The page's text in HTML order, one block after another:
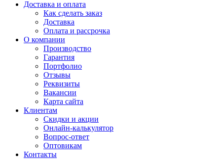
Доставка и оплата
Как сделать заказ
Доставка
Оплата и рассрочка
О компании
Производство
Гарантия
Портфолио
Отзывы
Реквизиты
Вакансии
Карта сайта
Клиентам
Скидки и акции
Онлайн-калькулятор
Вопрос-ответ
Оптовикам
Контакты